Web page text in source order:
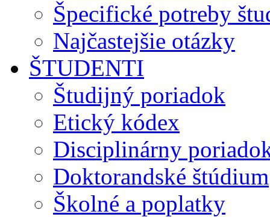
Špecifické potreby
Najčastejšie otázky
ŠTUDENTI
Študijný poriadok
Etický kódex
Disciplinárny
Doktorandské štúdium
Školné a poplatky